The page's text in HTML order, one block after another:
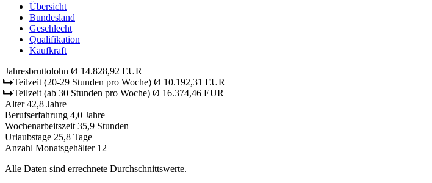
Übersicht
Bundesland
Geschlecht
Qualifikation
Kaufkraft
Jahresbruttolohn Ø 14.828,92 EUR
Teilzeit (20-29 Stunden pro Woche) Ø 10.192,31 EUR
Teilzeit (ab 30 Stunden pro Woche) Ø 16.374,46 EUR
Alter 42,8 Jahre
Berufserfahrung 4,0 Jahre
Wochenarbeitszeit 35,9 Stunden
Urlaubstage 25,8 Tage
Anzahl Monatsgehälter 12
Alle Daten sind errechnete Durchschnittswerte.